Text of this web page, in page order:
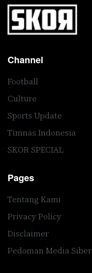
Channel
Football
Culture
Sports Update
Timnas Indonesia
SKOR SPECIAL
Pages
Tentang Kami
Privacy Policy
Disclaimer
Pedoman Media Siber